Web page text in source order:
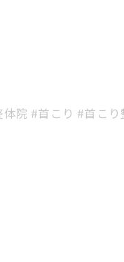
院 #首こり #首こ